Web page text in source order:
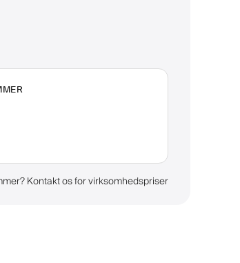
Kontakt os for virksomhedspriser